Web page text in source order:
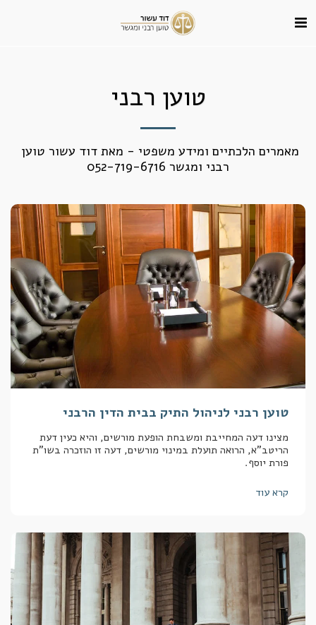
טוען רבני
רבני ומגשר 052-719-6716
טוען רבני לניהול התיק בבית הדין הרבני
מצינו דעה המחייבת ומשבחת הופעת מורשים, והיא כעין דעת
הריטב"א, הרואה תועלת במינוי מורשים, דעה זו הוזכרה בשו"ת
פורת יוסף.
קרא עוד